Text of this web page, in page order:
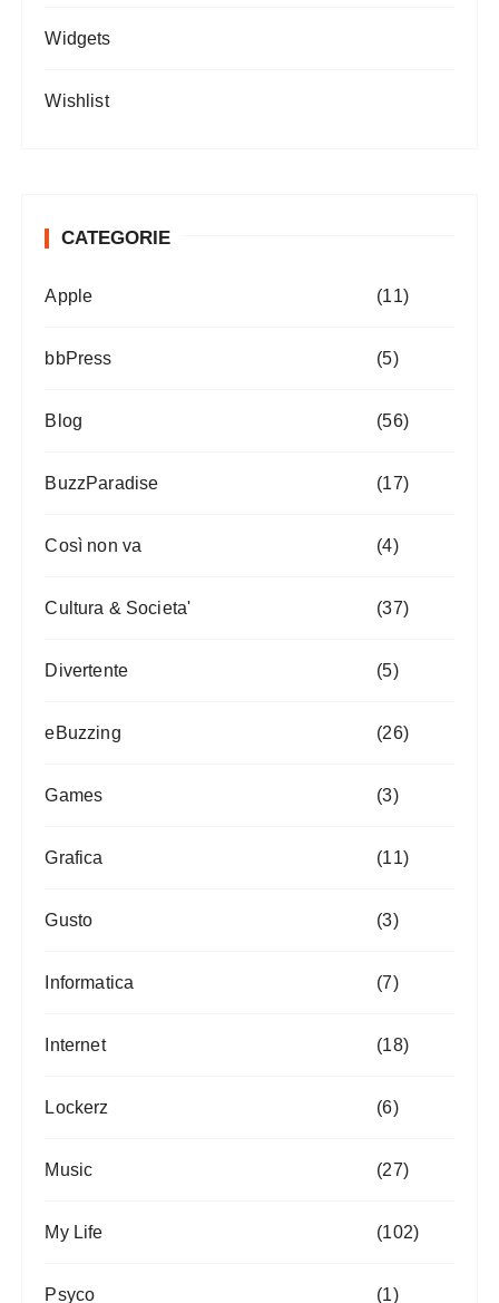
Widgets
Wishlist
CATEGORIE
Apple (11)
bbPress (5)
Blog (56)
BuzzParadise (17)
Così non va (4)
Cultura & Societa' (37)
Divertente (5)
eBuzzing (26)
Games (3)
Grafica (11)
Gusto (3)
Informatica (7)
Internet (18)
Lockerz (6)
Music (27)
My Life (102)
Psyco (1)